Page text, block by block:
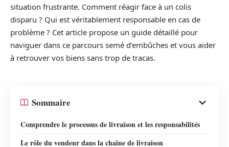
situation frustrante. Comment réagir face à un colis
disparu ? Qui est véritablement responsable en cas de
problème ? Cet article propose un guide détaillé pour
naviguer dans ce parcours semé d’embûches et vous aider
à retrouver vos biens sans trop de tracas.
Sommaire
Comprendre le processus de livraison et les responsabilités
Le rôle du vendeur dans la chaîne de livraison